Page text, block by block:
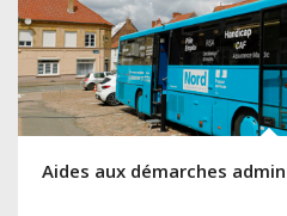
Aides aux démarches